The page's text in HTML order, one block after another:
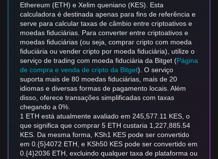
Ethereum (ETH) e Xelim queniano (KES). Esta
calculadora é destinada apenas para fins de referência e
serve para calcular taxas de câmbio entre criptoativos e
moedas fiduciárias. Para converter entre criptoativos e
moedas fiduciárias (ou seja, comprar cripto com moeda
fiduciária ou vender cripto por moeda fiduciária), utilize o
serviço de trading com moeda fiduciária da Bitget (Página
de compra e venda de cripto da Bitget). O serviço
suporta mais de 80 moedas fiduciárias, mais de 20
idiomas e diversas formas de pagamento locais. Além
disso, oferece transações simplificadas com taxas
chegando a 0%.
1 ETH está atualmente avaliado em 245,577.11 KES, o
que significa que comprar 5 ETH custaria 1,227,885.54
KES. Da mesma forma, KSh1 KES pode ser convertido
em 0.{5}4072 ETH, e KSh50 KES pode ser convertido em
0.{4}2036 ETH, excluindo qualquer taxa de plataforma ou